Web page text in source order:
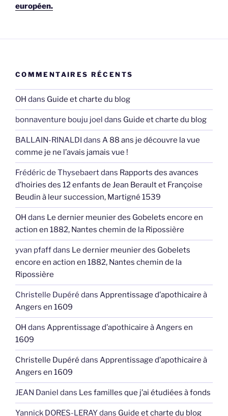
européen.
COMMENTAIRES RÉCENTS
OH dans Guide et charte du blog
bonnaventure bouju joel dans Guide et charte du blog
BALLAIN-RINALDI dans A 88 ans je découvre la vue
comme je ne l’avais jamais vue !
Frédéric de Thysebaertdans Rapports des avances
d’hoiries des 12 enfants de Jean Berault et Françoise
Beudin à leur succession, Martigné 1539
OH dans Le dernier meunier des Gobelets encore en
action en 1882, Nantes chemin de la Ripossière
yvan pfaffdans Le dernier meunier des Gobelets
encore en action en 1882, Nantes chemin de la
Ripossière
Christelle Dupéré dans Apprentissage d’apothicaire à
Angers en 1609
OH dans Apprentissage d’apothicaire à Angers en
1609
Christelle Dupéré dans Apprentissage d’apothicaire à
Angers en 1609
JEAN Daniel dans Les familles que j’ai étudiées à fonds
Yannick DORES-LERAYdans Guide et charte du blog